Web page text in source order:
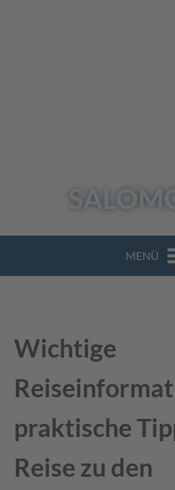
MENÜ
Wichtige
praktische
Reise zu den